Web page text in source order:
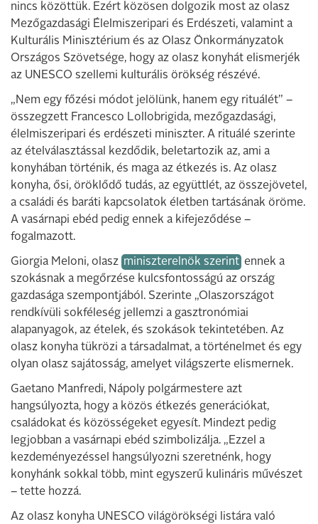
nincs közöttük. Ezért közösen dolgozik most az olasz
Mezőgazdasági Élelmiszeripari és Erdészeti, valamint a
Kulturális Minisztérium és az Olasz Önkormányzatok
Országos Szövetsége, hogy az olasz konyhát elismerjék
az UNESCO szellemi kulturális örökség részévé.
„Nem egy főzési módot jelölünk, hanem egy rituálét” –
összegzett Francesco Lollobrigida, mezőgazdasági,
élelmiszeripari és erdészeti miniszter. A rituálé szerinte
az ételválasztással kezdődik, beletartozik az, ami a
konyhában történik, és maga az étkezés is. Az olasz
konyha, ősi, öröklődő tudás, az együttlét, az összejövetel,
a családi és baráti kapcsolatok életben tartásának öröme.
A vasárnapi ebéd pedig ennek a kifejeződése –
fogalmazott.
Giorgia Meloni, olasz miniszterelnök szerint ennek a
szokásnak a megőrzése kulcsfontosságú az ország
gazdasága szempontjából. Szerinte „Olaszországot
rendkívüli sokféleség jellemzi a gasztronómiai
alapanyagok, az ételek, és szokások tekintetében. Az
olasz konyha tükrözi a társadalmat, a történelmet és egy
olyan olasz sajátosság, amelyet világszerte elismernek.
Gaetano Manfredi, Nápoly polgármestere azt
hangsúlyozta, hogy a közös étkezés generációkat,
családokat és közösségeket egyesít. Mindezt pedig
legjobban a vasárnapi ebéd szimbolizálja. „Ezzel a
kezdeményezéssel hangsúlyozni szeretnénk, hogy
konyhánk sokkal több, mint egyszerű kulináris művészet
– tette hozzá.
Az olasz konyha UNESCO világörökségi listára való